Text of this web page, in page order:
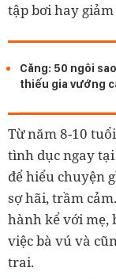
tập bơi hay giảm
Căng: 50 ngôi
thiếu gia vướng
Từ năm 8-10
tình dục ngay
để hiểu chuyện
sợ hãi, trầm
hành kể với mẹ,
việc bà vú và
trai.